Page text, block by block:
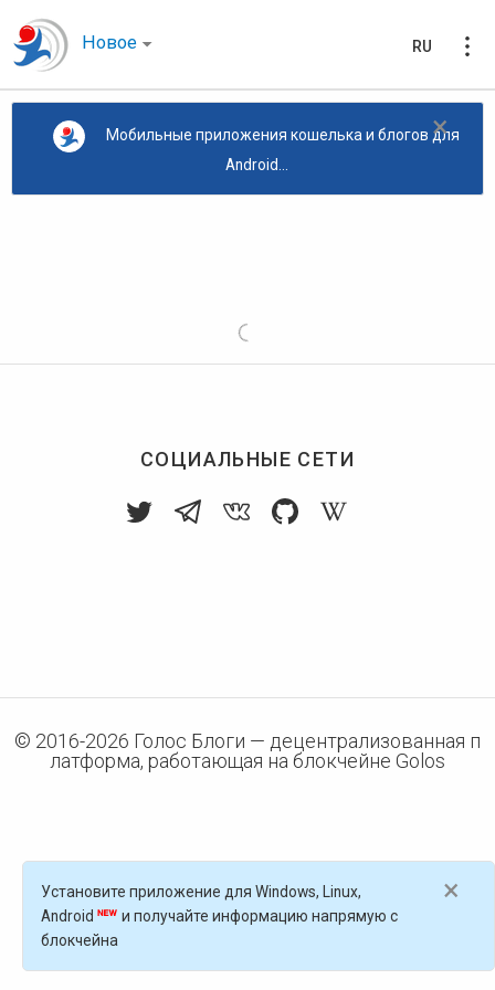
Новое RU
×
Мобильные приложения кошелька и блогов для
Android...
СОЦИАЛЬНЫЕ СЕТИ
© 2016-2026 Голос Блоги — децентрализованная п
латформа, работающая на блокчейне Golos
×
Установите приложение для Windows, Linux,
Android
и получайте информацию напрямую с
блокчейна